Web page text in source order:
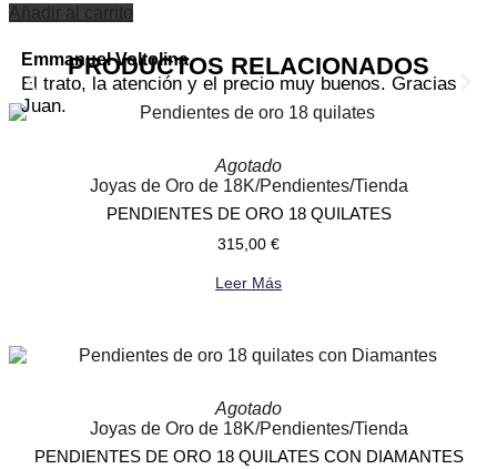
Añadir al carrito
Emmanuel Voltolina
El trato, la atención y el precio muy buenos. Gracias
Juan.
PRODUCTOS RELACIONADOS
Agotado
Joyas de Oro de 18K/Pendientes/Tienda
PENDIENTES DE ORO 18 QUILATES
315,00 €
Leer Más
Agotado
Joyas de Oro de 18K/Pendientes/Tienda
PENDIENTES DE ORO 18 QUILATES CON DIAMANTES